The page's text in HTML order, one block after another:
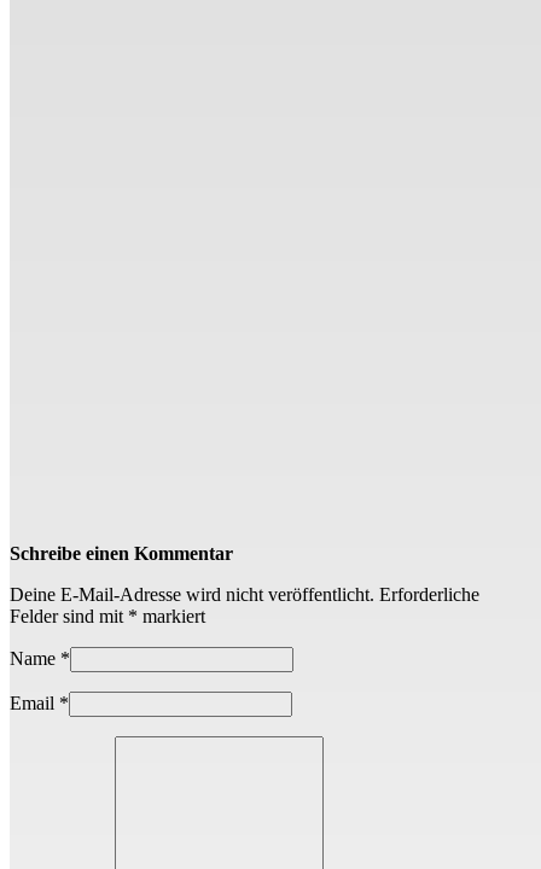
Schreibe einen Kommentar
Deine E-Mail-Adresse wird nicht veröffentlicht. Erforderliche
Felder sind mit * markiert
Name *
Email *